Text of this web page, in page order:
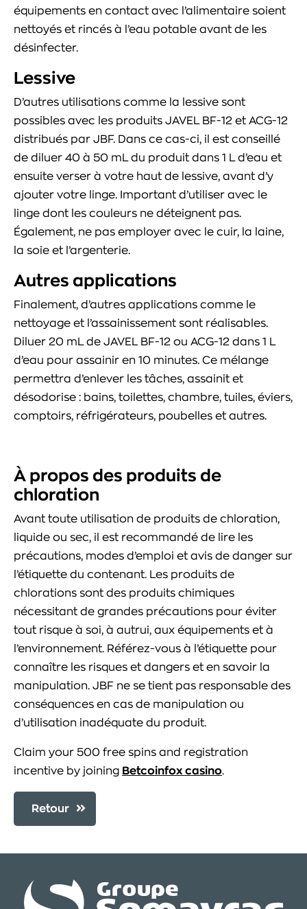
équipements en contact avec l’alimentaire soient
nettoyés et rincés à l’eau potable avant de les
désinfecter.
Lessive
D’autres utilisations comme la lessive sont
possibles avec les produits JAVEL BF-12 et ACG-12
distribués par JBF. Dans ce cas-ci, il est conseillé
de diluer 40 à 50 mL du produit dans 1 L d’eau et
ensuite verser à votre haut de lessive, avant d’y
ajouter votre linge. Important d’utiliser avec le
linge dont les couleurs ne déteignent pas.
Également, ne pas employer avec le cuir, la laine,
la soie et l’argenterie.
Autres applications
Finalement, d’autres applications comme le
nettoyage et l’assainissement sont réalisables.
Diluer 20 mL de JAVEL BF-12 ou ACG-12 dans 1 L
d’eau pour assainir en 10 minutes. Ce mélange
permettra d’enlever les tâches, assainit et
désodorise : bains, toilettes, chambre, tuiles, éviers,
comptoirs, réfrigérateurs, poubelles et autres.
À propos des produits de
chloration
Avant toute utilisation de produits de chloration,
liquide ou sec, il est recommandé de lire les
précautions, modes d’emploi et avis de danger sur
l’étiquette du contenant. Les produits de
chlorations sont des produits chimiques
nécessitant de grandes précautions pour éviter
tout risque à soi, à autrui, aux équipements et à
l’environnement. Référez-vous à l’étiquette pour
connaître les risques et dangers et en savoir la
manipulation. JBF ne se tient pas responsable des
conséquences en cas de manipulation ou
d’utilisation inadéquate du produit.
Claim your 500 free spins and registration
incentive by joining Betcoinfox casino.
Retour